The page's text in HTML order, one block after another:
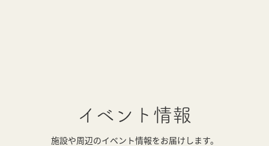
イベント情報
施設や周辺のイベント情報をお届けします。